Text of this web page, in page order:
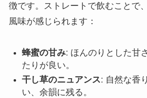
徴です。ストレートで飲むことで
風味が感じられます：
蜂蜜の甘み: ほんのりとした甘
たりが良い。
干し草のニュアンス: 自然な香
い、余韻に残る。